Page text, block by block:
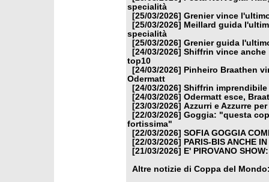
specialità
[25/03/2026] Grenier vince
[25/03/2026] Meillard guida
specialità
[25/03/2026] Grenier guida
[24/03/2026] Shiffrin vince anche
top10
[24/03/2026]
Pinheiro Braathen
Odermatt
[24/03/2026] Shiffrin imprendibile
[24/03/2026] Odermatt esce,
[23/03/2026] Azzurri e Azzurre
[22/03/2026] Goggia: "questa
fortissima"
[22/03/2026] SOFIA GOGGIA
[22/03/2026]
PARIS-BIS ANCHE
[21/03/2026]
E' PIROVANO
Altre notizie di Coppa del